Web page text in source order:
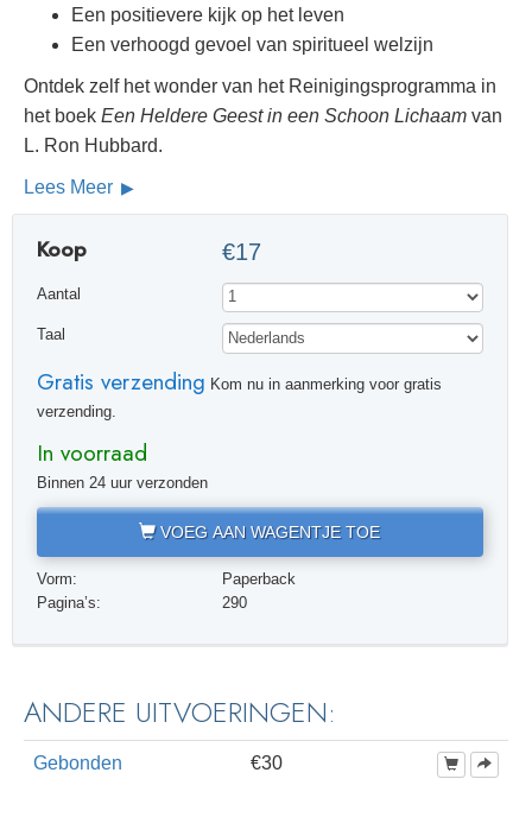
Een positievere kijk op het leven
Een verhoogd gevoel van spiritueel welzijn
Ontdek zelf het wonder van het Reinigingsprogramma in
het boek Een Heldere Geest in een Schoon Lichaam van
L. Ron Hubbard.
Lees Meer
Koop €17
Aantal
Taal
Gratis verzending Kom nu in aanmerking voor gratis
verzending.
In voorraad
Binnen 24 uur verzonden
VOEG AAN WAGENTJE TOE
Vorm:
Paperback
Pagina’s:
290
ANDERE UITVOERINGEN:
Gebonden €30